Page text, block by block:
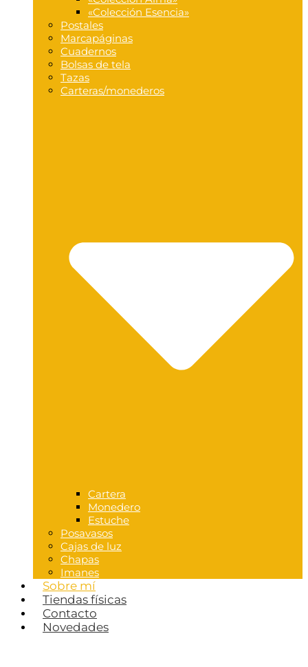
«Colección Esencia»
Postales
Marcapáginas
Cuadernos
Bolsas de tela
Tazas
Carteras/monederos
Cartera
Monedero
Estuche
Posavasos
Cajas de luz
Chapas
Imanes
Sobre mí
Tiendas físicas
Contacto
Novedades